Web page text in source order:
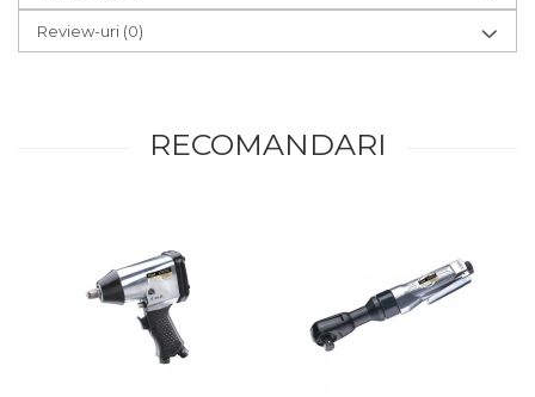
Review-uri (0)
RECOMANDARI